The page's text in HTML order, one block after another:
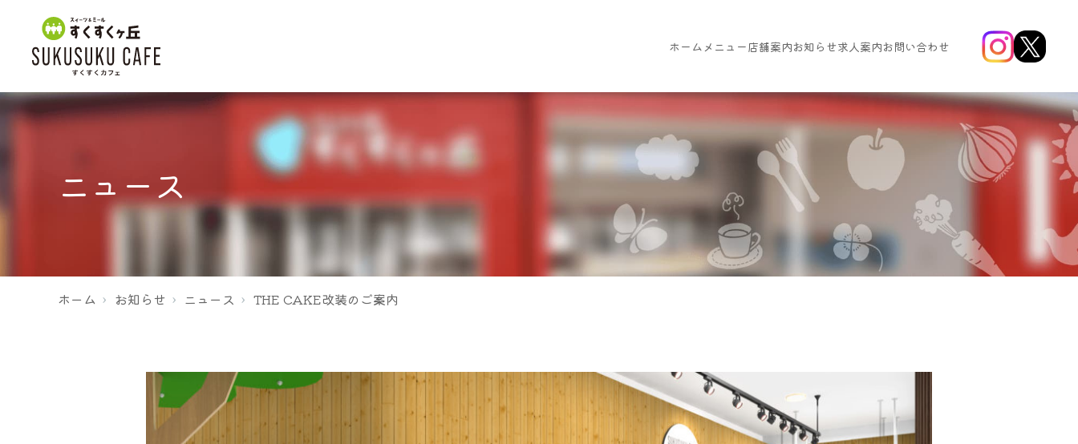
ホーム メニュー店舗案内お知らせ求人案内お問い合わせ
ニュース
ホーム お知らせ ニュース THE CAKE改装のご案内